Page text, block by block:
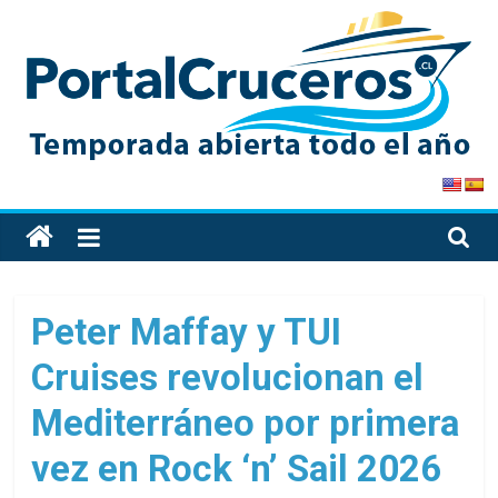
content
PortalCruceros
Toda
la
de
cruceros
en
solo
Peter Maffay y TUI
Cruises revolucionan el
Mediterráneo por primera
vez en Rock ‘n’ Sail 2026